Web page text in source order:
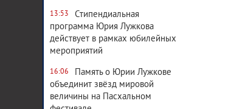
13:53
Стипендиальная
программа Юрия Лужкова
действует в рамках юбилейных
мероприятий
16:06
Память о Юрии Лужкове
объединит звёзд мировой
величины на Пасхальном